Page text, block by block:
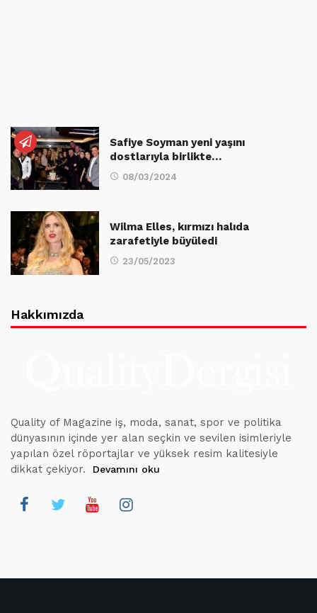
Safiye Soyman yeni yaşını
dostlarıyla birlikte…
08/03/2024
Wilma Elles, kırmızı halıda
zarafetiyle büyüledi
23/05/2023
Hakkımızda
Quality of Magazine iş, moda, sanat, spor ve politika
dünyasının içinde yer alan seçkin ve sevilen isimleriyle
yapılan özel röportajlar ve yüksek resim kalitesiyle
dikkat çekiyor.
Devamını oku